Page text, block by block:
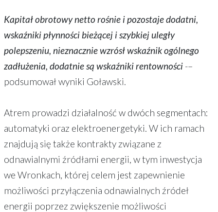
Kapitał obrotowy netto rośnie i pozostaje dodatni,
wskaźniki płynności bieżącej i szybkiej uległy
polepszeniu, nieznacznie wzrósł wskaźnik ogólnego
zadłużenia, dodatnie są wskaźniki rentowności -–
podsumował wyniki Goławski.
Atrem prowadzi działalność w dwóch segmentach:
automatyki oraz elektroenergetyki. W ich ramach
znajdują się także kontrakty związane z
odnawialnymi źródłami energii, w tym inwestycja
we Wronkach, której celem jest zapewnienie
możliwości przyłączenia odnawialnych źródeł
energii poprzez zwiększenie możliwości